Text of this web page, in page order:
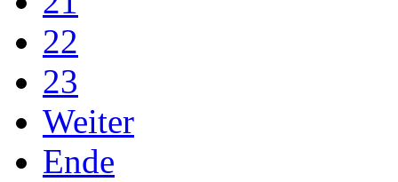
22
23
Weiter
Ende